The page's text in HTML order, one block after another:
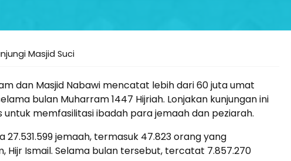
Masjid Suci
dan Masjid Nabawi mencatat lebih dari 60 juta umat
bulan Muharram 1447 Hijriah. Lonjakan kunjungan ini
untuk memfasilitasi ibadah para jemaah dan peziarah.
27.531.599 jemaah, termasuk 47.823 orang yang
Hijr Ismail. Selama bulan tersebut, tercatat 7.857.270